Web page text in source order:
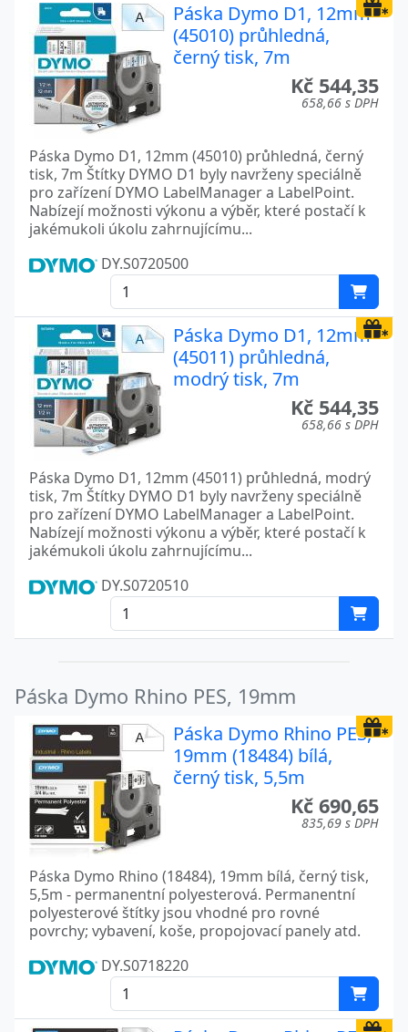
Páska Dymo D1, 12mm
(45010) průhledná,
černý tisk, 7m
Kč 544,35
658,66 s DPH
Páska Dymo D1, 12mm (45010) průhledná, černý
tisk, 7m Štítky DYMO D1 byly navrženy speciálně
pro zařízení DYMO LabelManager a LabelPoint.
Nabízejí možnosti výkonu a výběr, které postačí k
jakémukoli úkolu zahrnujícímu...
DY.S0720500
Páska Dymo D1, 12mm
(45011) průhledná,
modrý tisk, 7m
Kč 544,35
658,66 s DPH
Páska Dymo D1, 12mm (45011) průhledná, modrý
tisk, 7m Štítky DYMO D1 byly navrženy speciálně
pro zařízení DYMO LabelManager a LabelPoint.
Nabízejí možnosti výkonu a výběr, které postačí k
jakémukoli úkolu zahrnujícímu...
DY.S0720510
Páska Dymo Rhino PES, 19mm
Páska Dymo Rhino PES,
19mm (18484) bílá,
černý tisk, 5,5m
Kč 690,65
835,69 s DPH
Páska Dymo Rhino (18484), 19mm bílá, černý tisk,
5,5m - permanentní polyesterová. Permanentní
polyesterové štítky jsou vhodné pro rovné
povrchy; vybavení, koše, propojovací panely atd.
DY.S0718220